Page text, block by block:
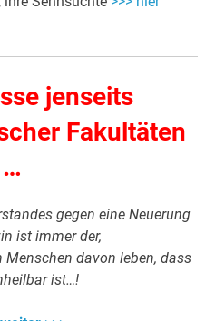
jenseits
Fakultäten
…
gegen eine Neuerung
ist immer der,
davon leben, dass
ist…!